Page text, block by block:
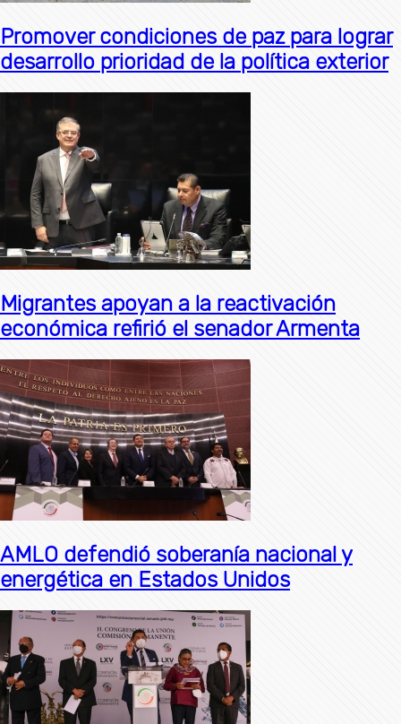
Promover condiciones de paz para lograr
desarrollo prioridad de la política exterior
Migrantes apoyan a la reactivación
económica refirió el senador Armenta
AMLO defendió soberanía nacional y
energética en Estados Unidos